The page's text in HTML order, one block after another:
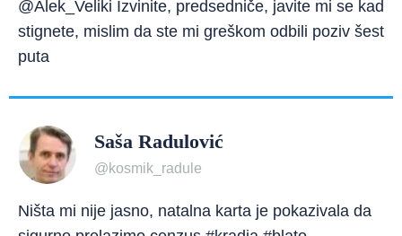
@Alek_Veliki Izvinite, predsedniče, javite mi se kad
stignete, mislim da ste mi greškom odbili poziv šest
puta
Saša Radulović
@kosmik_radule
Ništa mi nije jasno, natalna karta je pokazivala da